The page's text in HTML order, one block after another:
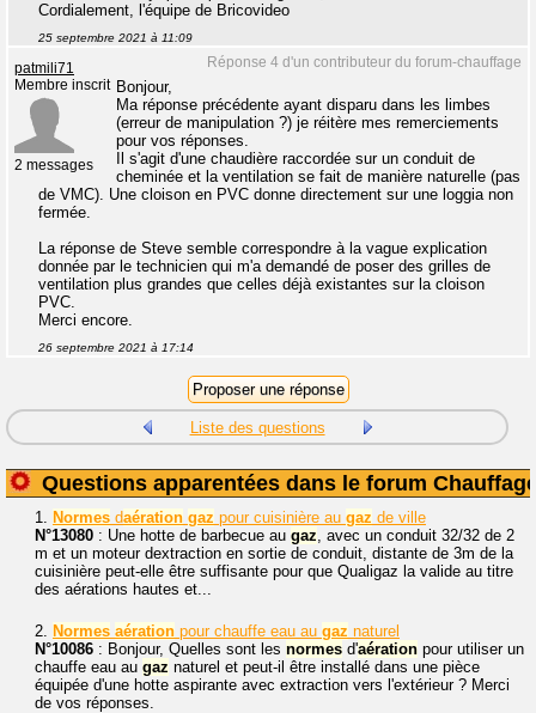
Cordialement, l'équipe de Bricovideo
25 septembre 2021 à 11:09
Réponse 4 d'un contributeur du forum-chauffage
patmili71
Membre inscrit
2 messages
Bonjour,
Ma réponse précédente ayant disparu dans les limbes
(erreur de manipulation ?) je réitère mes remerciements
pour vos réponses.
Il s'agit d'une chaudière raccordée sur un conduit de
cheminée et la ventilation se fait de manière naturelle (pas
de VMC). Une cloison en PVC donne directement sur une loggia non
fermée.
La réponse de Steve semble correspondre à la vague explication
donnée par le technicien qui m'a demandé de poser des grilles de
ventilation plus grandes que celles déjà existantes sur la cloison
PVC.
Merci encore.
26 septembre 2021 à 17:14
Liste des questions
Questions apparentées dans le forum
1. Normes daération gaz pour cuisinière au gaz de ville
N°13080 : Une hotte de barbecue au gaz , avec un conduit 32/32 de 2
m et un moteur dextraction en sortie de conduit, distante de 3m de la
cuisinière peut-elle être suffisante pour que Qualigaz la valide au titre
des aérations hautes et...
2. Normes aération pour chauffe eau au gaz naturel
N°10086 : Bonjour, Quelles sont les normes d'aération pour utiliser un
chauffe eau au gaz naturel et peut-il être installé dans une pièce
équipée d'une hotte aspirante avec extraction vers l'extérieur ? Merci
de vos réponses.